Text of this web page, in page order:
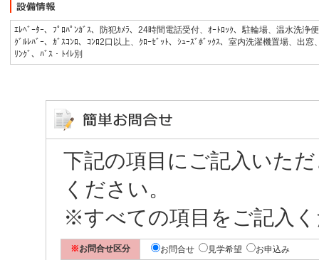
ｴﾚﾍﾞｰﾀｰ、ﾌﾟﾛﾊﾟﾝｶﾞｽ、防犯ｶﾒﾗ、24時間電話受付、ｵｰﾄﾛｯｸ、駐輪場、温水洗浄
ｸﾞﾙﾚﾊﾞｰ、ｶﾞｽｺﾝﾛ、ｺﾝﾛ2口以上、ｸﾛｰｾﾞｯﾄ、ｼｭｰｽﾞﾎﾞｯｸｽ、室内洗濯機置場、出
ﾘﾝｸﾞ、ﾊﾞｽ・ﾄｲﾚ別
下記の項目にご記入いた
ください。
※すべての項目をご記入
※お問合せ区分 お問合せ 見学希望 お申込み